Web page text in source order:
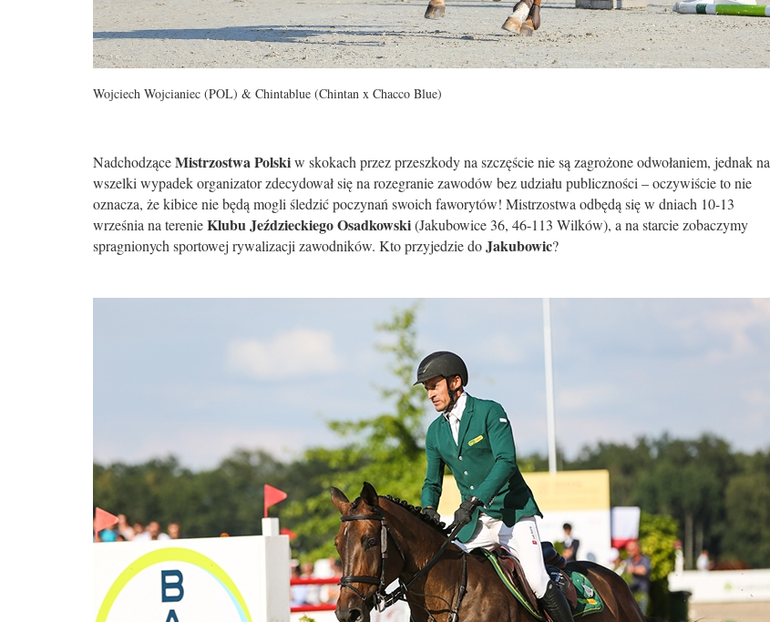
Wojciech Wojcianiec (POL) & Chintablue (Chintan x Chacco Blue)
NadchodząceMistrzostwa Polskiw skokach przez przeszkody na szczęście nie są zagrożone odwołaniem, jednak na
wszelki wypadek organizator zdecydował się na rozegranie zawodów bez udziału publiczności – oczywiście to nie
oznacza, że kibice nie będą mogli śledzić poczynań swoich faworytów! Mistrzostwa odbędą się w dniach 10-13
września na terenieKlubu Jeździeckiego Osadkowski(Jakubowice 36, 46-113 Wilków), a na starcie zobaczymy
spragnionych sportowej rywalizacji zawodników. Kto przyjedzie doJakubowic?